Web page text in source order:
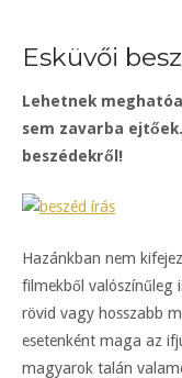
Esküvői
Lehetnek
sem zavarba
beszédekről!
Hazánkban nem
filmekből valószínűleg
rövid vagy hosszabb
esetenként maga az
magyarok talán